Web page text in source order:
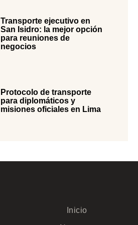
Transporte ejecutivo en
San Isidro: la mejor opción
para reuniones de
negocios
Protocolo de transporte
para diplomáticos y
misiones oficiales en Lima
Inicio